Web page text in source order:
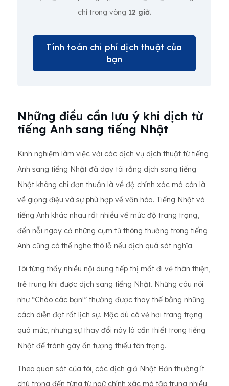
chỉ trong vòng 12 giờ.
Tính toán chi phí dịch thuật của
bạn
Những điều cần lưu ý khi dịch từ
tiếng Anh sang tiếng Nhật
Kinh nghiệm làm việc với các dịch vụ dịch thuật từ tiếng
Anh sang tiếng Nhật đã dạy tôi rằng dịch sang tiếng
Nhật không chỉ đơn thuần là về độ chính xác mà còn là
về giọng điệu và sự phù hợp về văn hóa. Tiếng Nhật và
tiếng Anh khác nhau rất nhiều về mức độ trang trọng,
đến nỗi ngay cả những cụm từ thông thường trong tiếng
Anh cũng có thể nghe thô lỗ nếu dịch quá sát nghĩa.
Tôi từng thấy nhiều nội dung tiếp thị mất đi vẻ thân thiện,
trẻ trung khi được dịch sang tiếng Nhật. Những câu nói
như “Chào các bạn!” thường được thay thế bằng những
cách diễn đạt rất lịch sự. Mặc dù có vẻ hơi trang trọng
quá mức, nhưng sự thay đổi này là cần thiết trong tiếng
Nhật để tránh gây ấn tượng thiếu tôn trọng.
Theo quan sát của tôi, các dịch giả Nhật Bản thường ít
chú trọng đến từng từ ngữ chính xác mà tập trung nhiều